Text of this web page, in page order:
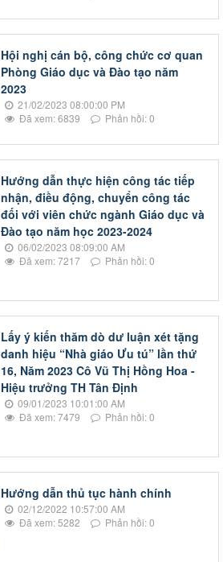
Hội nghị cán bộ, công chức cơ quan
Phòng Giáo dục và Đào tạo năm
2023
21/02/2023 08:00:00 PM
Đã xem: 6839
Phản hồi: 0
Hướng dẫn thực hiện công tác tiếp
nhận, điều động, chuyển công tác
đối với viên chức ngành Giáo dục và
Đào tạo năm học 2023-2024
06/02/2023 08:09:00 AM
Đã xem: 7217
Phản hồi: 0
Lấy ý kiến thăm dò dư luận xét tặng
danh hiệu “Nhà giáo Ưu tú” lần thứ
16, Năm 2023 Cô Vũ Thị Hồng Hoa -
Hiệu trưởng TH Tân Định
09/01/2023 10:01:00 AM
Đã xem: 7479
Phản hồi: 0
Hướng dẫn thủ tục hành chính
02/12/2022 10:57:00 AM
Đã xem: 5282
Phản hồi: 0